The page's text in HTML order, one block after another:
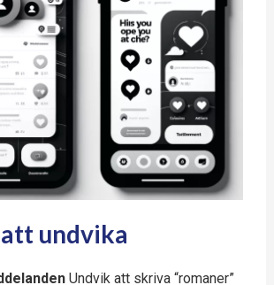
undvika
Undvik att skriva “romaner”